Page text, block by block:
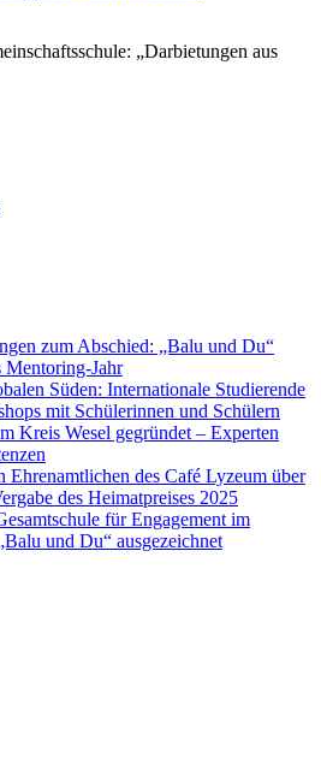
„Darbietungen aus
zum Abschied: „Balu und Du“
Mentoring-Jahr
Süden: Internationale Studierende
mit Schülerinnen und Schülern
Kreis Wesel gegründet – Experten
Ehrenamtlichen des Café Lyzeum über
des Heimatpreises 2025
für Engagement im
und Du“ ausgezeichnet